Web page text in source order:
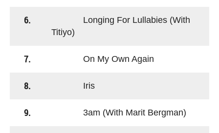
6.
Longing For Lullabies (With
Titiyo)
7. On My Own Again
8. Iris
9. 3am (With Marit Bergman)